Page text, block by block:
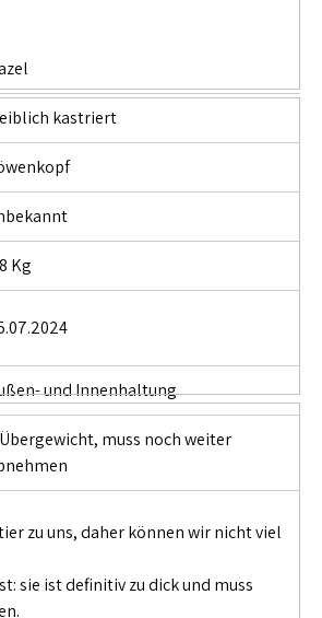
kastriert
Kg
und Innenhaltung
muss noch weiter
zu uns, daher können wir nicht viel
sie ist definitiv zu dick und muss